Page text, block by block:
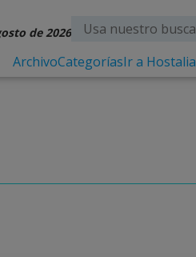
de 2026
ArchivoCategoríasIr a Hostalia